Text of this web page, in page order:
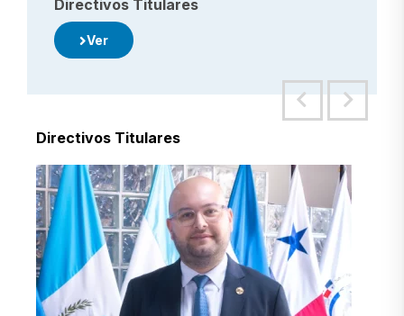
Directivos Titulares
Ver
Directivos Titulares